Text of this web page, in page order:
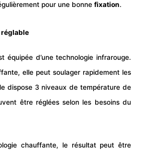
pour une bonne fixation.
réglable
équipée d’une technologie infrarouge.
elle peut soulager rapidement les
dispose 3 niveaux de température de
être réglées selon les besoins du
chauffante, le résultat peut être